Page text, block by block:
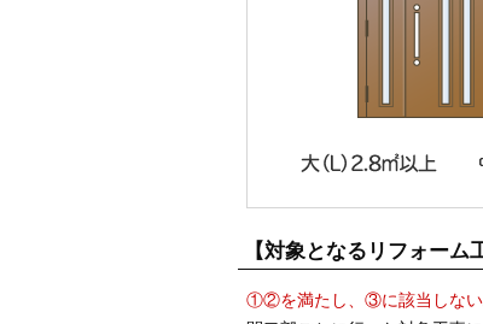
【対象となるリフォーム
①②を満たし、③に該当しない